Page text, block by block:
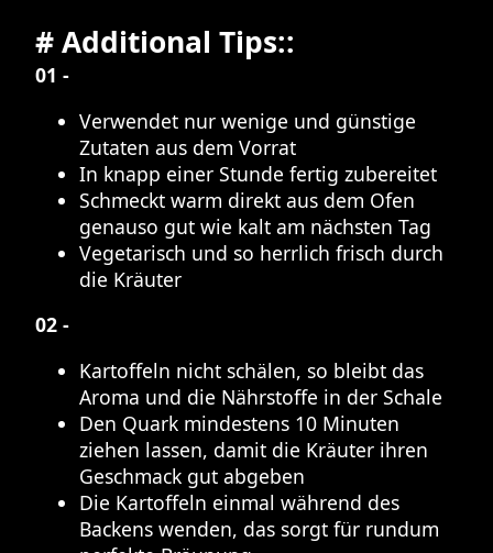
# Additional Tips::
01 -
Verwendet nur wenige und günstige
Zutaten aus dem Vorrat
In knapp einer Stunde fertig zubereitet
Schmeckt warm direkt aus dem Ofen
genauso gut wie kalt am nächsten Tag
Vegetarisch und so herrlich frisch durch
die Kräuter
02 -
Kartoffeln nicht schälen, so bleibt das
Aroma und die Nährstoffe in der Schale
Den Quark mindestens 10 Minuten
ziehen lassen, damit die Kräuter ihren
Geschmack gut abgeben
Die Kartoffeln einmal während des
Backens wenden, das sorgt für rundum